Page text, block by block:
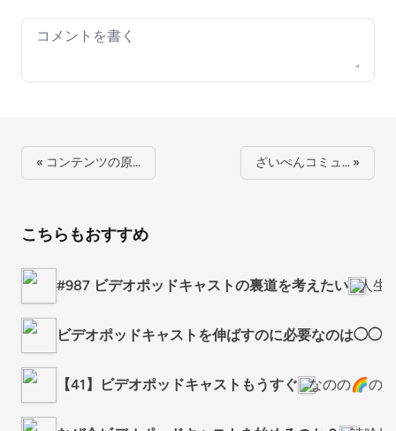
Your comment
« コンテンツの原… ざいぺんコミュ… »
こちらもおすすめ
#987 ビデオポッドキャストの裏道を考えたい 人生
ビデオポッドキャストを伸ばすのに必要なのは◯◯
【41】ビデオポッドキャストもうすぐ なのの🌈の